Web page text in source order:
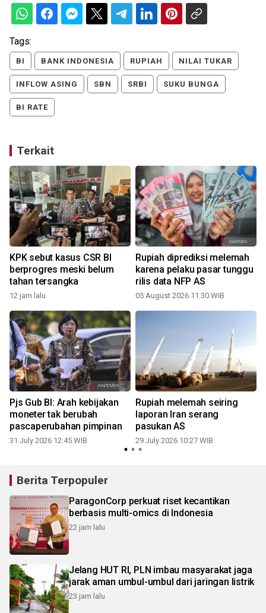
Tags:
BI BANK INDONESIA RUPIAH NILAI TUKAR
INFLOW ASING SBN SRBI SUKU BUNGA
BI RATE
Terkait
KPK sebut kasus CSR BI
berprogres meski belum
tahan tersangka
12 jam lalu
Rupiah diprediksi melemah
karena pelaku pasar tunggu
rilis data NFP AS
05 August 2026 11:30 WIB
Pjs Gub BI: Arah kebijakan
moneter tak berubah
pascaperubahan pimpinan
31 July 2026 12:45 WIB
Rupiah melemah seiring
laporan Iran serang
pasukan AS
29 July 2026 10:27 WIB
Berita Terpopuler
ParagonCorp perkuat riset kecantikan
berbasis multi-omics di Indonesia
22 jam lalu
Jelang HUT RI, PLN imbau masyarakat jaga
jarak aman umbul-umbul dari jaringan listrik
23 jam lalu